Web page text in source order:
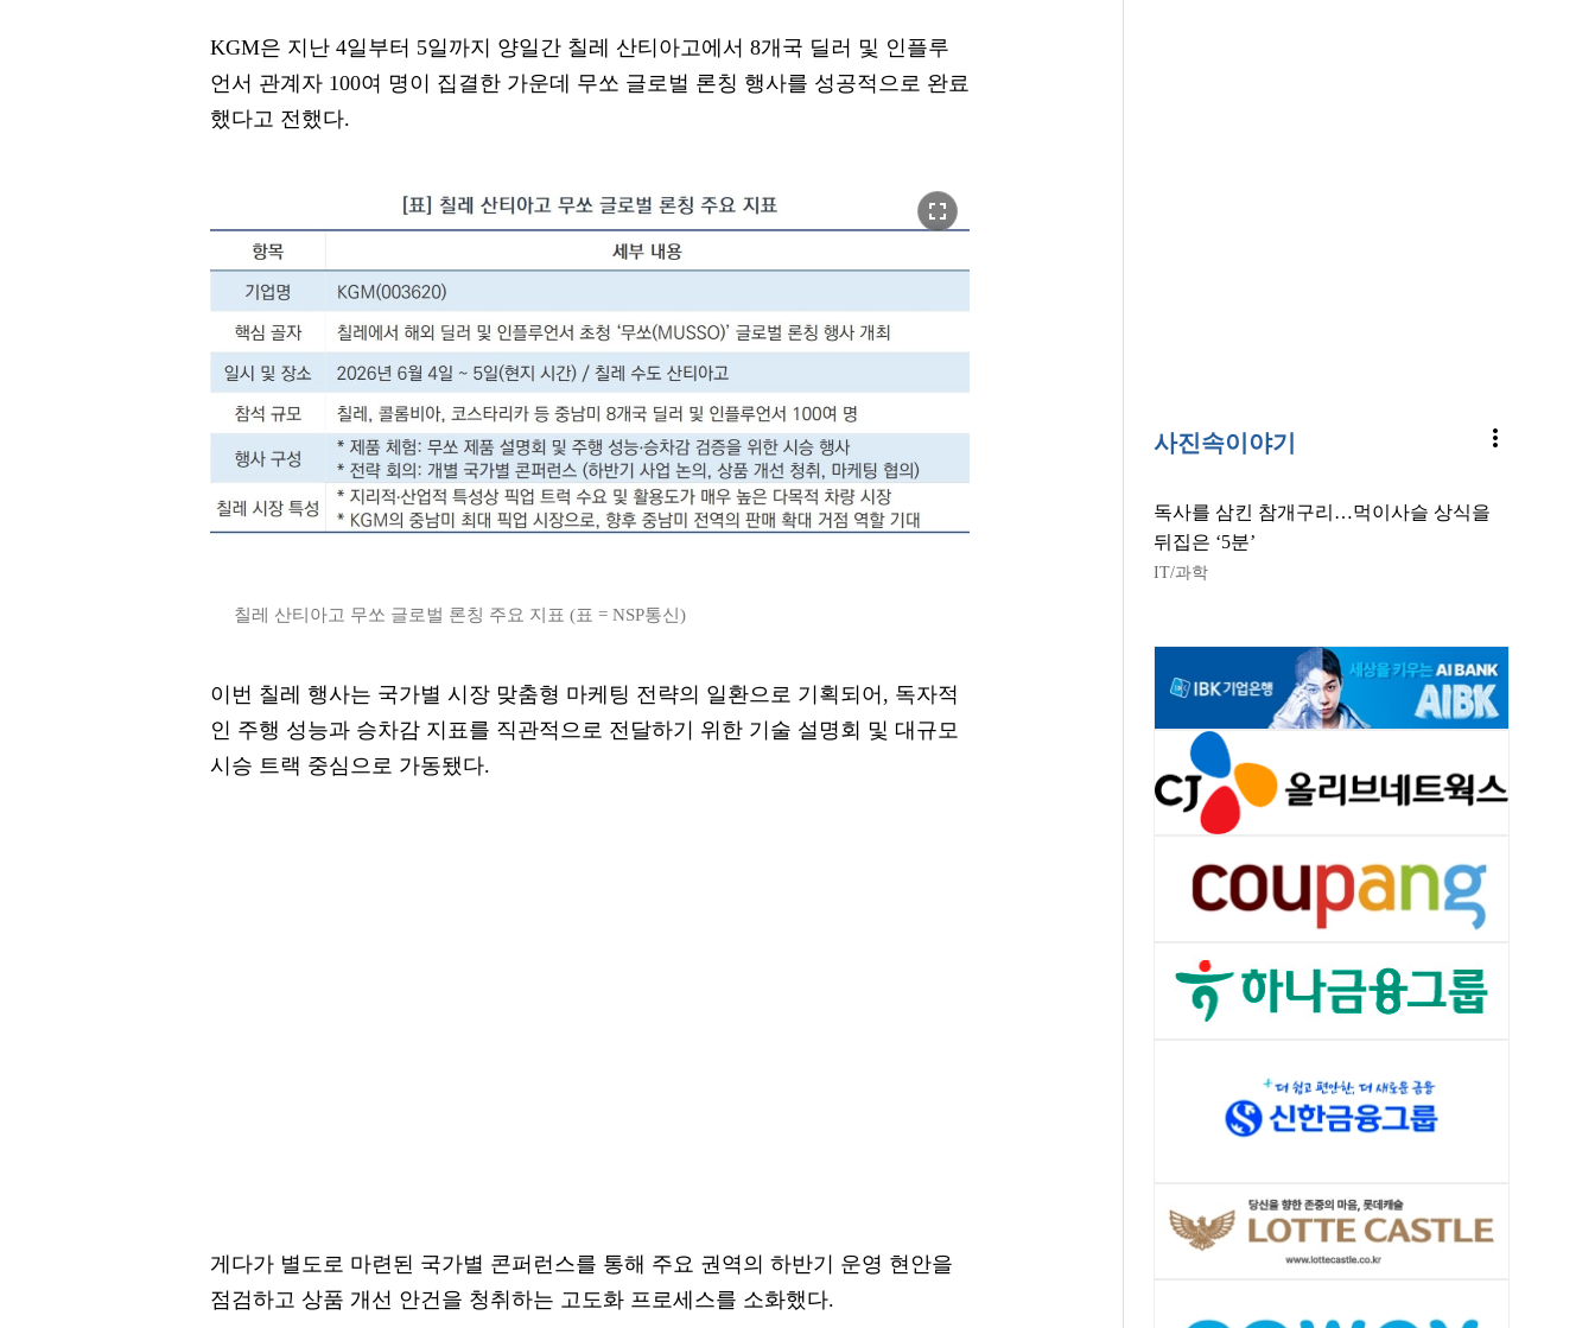
KGM은 지난 4일부터 5일까지 양일간 칠레 산티아고에서 8개국 딜러 및 인플루
언서 관계자 100여 명이 집결한 가운데 무쏘 글로벌 론칭 행사를 성공적으로 완료
했다고 전했다.
fullscreen
칠레 산티아고 무쏘 글로벌 론칭 주요 지표 (표 = NSP통신)
이번 칠레 행사는 국가별 시장 맞춤형 마케팅 전략의 일환으로 기획되어, 독자적
인 주행 성능과 승차감 지표를 직관적으로 전달하기 위한 기술 설명회 및 대규모
시승 트랙 중심으로 가동됐다.
게다가 별도로 마련된 국가별 콘퍼런스를 통해 주요 권역의 하반기 운영 현안을
점검하고 상품 개선 안건을 청취하는 고도화 프로세스를 소화했다.
사진속이야기 more_vert
독사를 삼킨 참개구리…먹이사슬 상식을
뒤집은 ‘5분’
IT/과학